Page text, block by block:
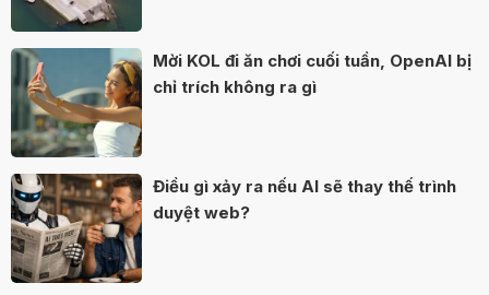
Mời KOL đi ăn chơi cuối tuần, OpenAI bị
chỉ trích không ra gì
Điều gì xảy ra nếu AI sẽ thay thế trình
duyệt web?